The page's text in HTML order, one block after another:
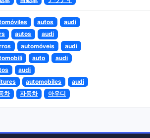
autos
audi
autos
audi
automóveis
audi
auto
audi
audi
automobiles
audi
차
자동차 아우디